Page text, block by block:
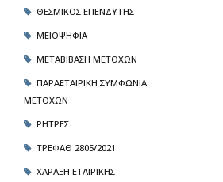
ΘΕΣΜΙΚΌΣ ΕΠΕΝΔΥΤΉΣ
ΜΕΙΟΨΗΦΊΑ
ΜΕΤΑΒΊΒΑΣΗ ΜΕΤΟΧΏΝ
ΠΑΡΑΕΤΑΙΡΙΚΉ ΣΥΜΦΩΝΊΑ
ΜΕΤΌΧΩΝ
ΡΉΤΡΕΣ
ΤΡΕΦΑΘ 2805/2021
ΧΆΡΑΞΗ ΕΤΑΙΡΙΚΉΣ